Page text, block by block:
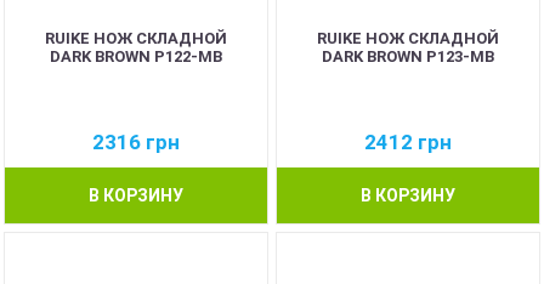
RUIKE НОЖ СКЛАДНОЙ
DARK BROWN P122-MB
2316 грн
В КОРЗИНУ
RUIKE НОЖ СКЛАДНОЙ
DARK BROWN P123-MB
2412 грн
В КОРЗИНУ